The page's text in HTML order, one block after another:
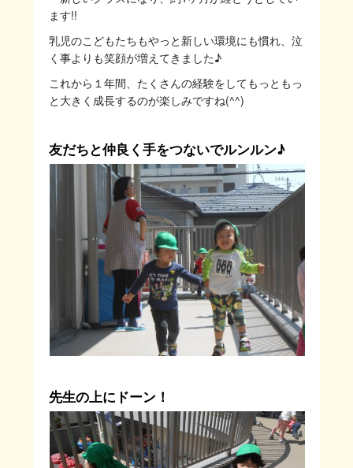
ます!!
乳児のこどもたちもやっと新しい環境にも慣れ、泣
く事よりも笑顔が増えてきました♪
これから１年間、たくさんの経験をしてもっともっ
と大きく成長するのが楽しみですね(^^)
友だちと仲良く手をつないでルンルン♪
先生の上にドーン！